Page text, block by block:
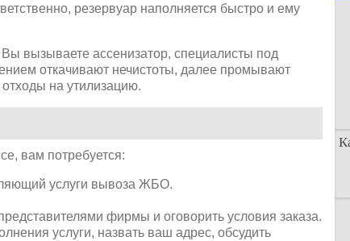
резервуар наполняется быстро и ему
вызываете ассенизатор, специалисты под
откачивают нечистоты, далее промывают
на утилизацию.
вам потребуется:
услуги вывоза ЖБО.
фирмы и оговорить условия заказа.
услуги, назвать ваш адрес, обсудить